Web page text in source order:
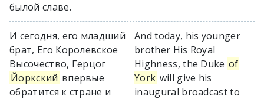
былой славе.
И сегодня, его младший
брат, Его Королевское
Высочество, Герцог
Йоркский впервые
обратится к стране и
And today, his younger
brother His Royal
Highness, the Duke of
York will give his
inaugural broadcast to